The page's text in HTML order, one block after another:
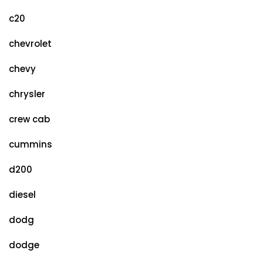
c20
chevrolet
chevy
chrysler
crew cab
cummins
d200
diesel
dodg
dodge